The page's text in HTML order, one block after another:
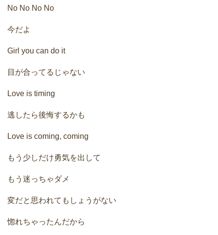
No No No No
今だよ
Girl you can do it
目が合ってるじゃない
Love is timing
逃したら後悔するかも
Love is coming, coming
もう少しだけ勇気を出して
もう迷っちゃダメ
変だと思われてもしょうがない
惚れちゃったんだから